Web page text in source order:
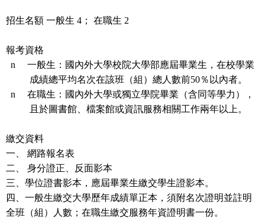
招生名額 一般生 4 ； 在職生 2
報考資格
n
一般生：國內外大學校院大學部應屆畢業生，在校學業
成績總平均名次在該班（組）總人數前50％以內者。
n
在職生：國內外大學或獨立學院畢業（含同等學力），
且於圖書館、檔案館或資訊服務相關工作兩年以上。
繳交資料
一、
網路報名表
二、
身分證正、反面影本
三、學位證書影本，應屆畢業生繳交學生證影本。
四、一般生繳交大學歷年成績單正本，須附名次證明並註明
全班（組）人數； 在職生繳交服務年資證明書一份。